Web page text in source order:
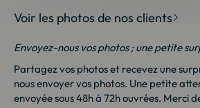
Voir les photos de nos clients
Envoyez-nous vos photos ; une petite
Partagez vos photos et recevez une
nous envoyer vos photos. Une petite
envoyée sous 48h à 72h ouvrées. Merci